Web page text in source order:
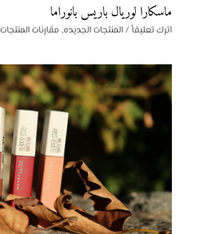
ماسكارا لوريال باريس بانوراما
اترك تعليقاً/المنتجات الجديده, مقارنات المنتجات